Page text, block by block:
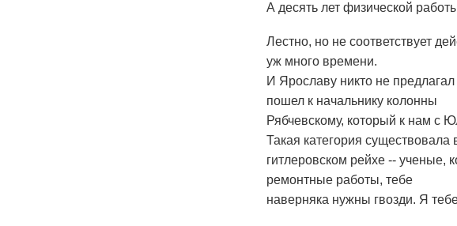
А десять лет физической
Лестно, но не соответствует
уж много времени.
И Ярославу никто не
пошел к начальнику колонны
Рябчевскому, который к нам с
Такая категория существовала
гитлеровском рейхе -- ученые,
ремонтные работы, тебе
наверняка нужны гвозди. Я